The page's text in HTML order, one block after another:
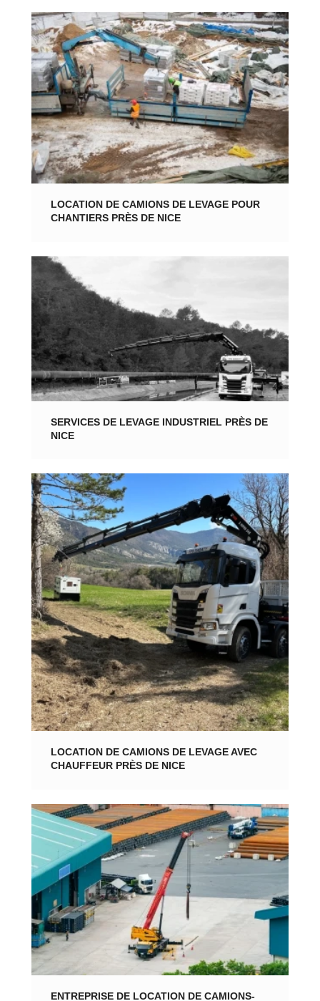
LOCATION DE CAMIONS DE LEVAGE POUR
CHANTIERS PRÈS DE NICE
SERVICES DE LEVAGE INDUSTRIEL PRÈS DE
NICE
LOCATION DE CAMIONS DE LEVAGE AVEC
CHAUFFEUR PRÈS DE NICE
ENTREPRISE DE LOCATION DE CAMIONS-